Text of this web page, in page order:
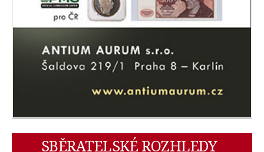
SBĚRATELSKÉ ROZHLEDY